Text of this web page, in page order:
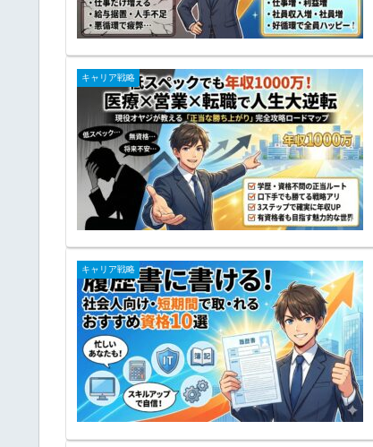
キャリア戦略
キャリア戦略